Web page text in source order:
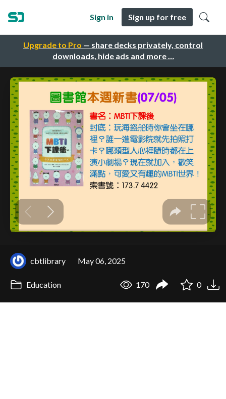
Upgrade to Pro — share decks privately, control
downloads, hide ads and more …
Sign in Sign up for free
cbtlibrary May 06, 2025
Education 170 0